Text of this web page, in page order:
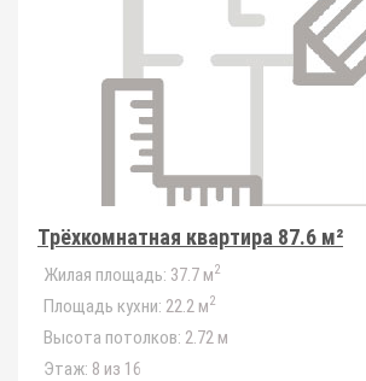
Трёхкомнатная квартира 87.6 м²
Жилая площадь: 37.7 м2
Площадь кухни: 22.2 м2
Высота потолков: 2.72 м
Этаж: 8 из 16